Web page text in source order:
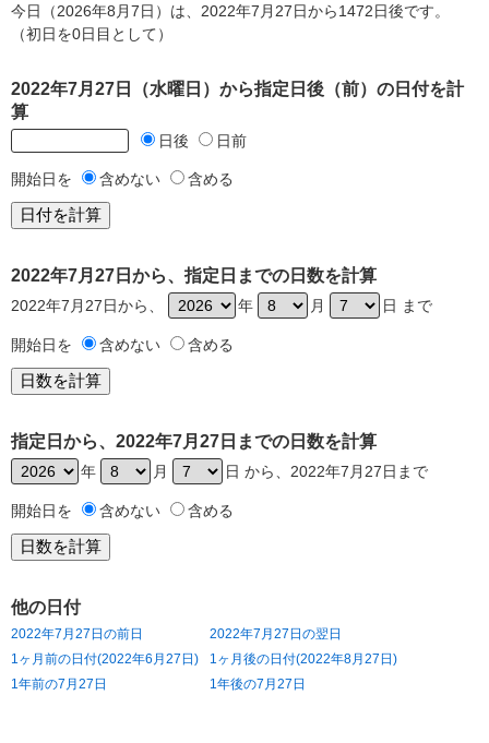
今日（2026年8月7日）は、2022年7月27日から1472日後です。
（初日を0日目として）
2022年7月27日（水曜日）から指定日後（前）の日付を計
算
日後 日前
開始日を 含めない 含める
2022年7月27日から、指定日までの日数を計算
2022年7月27日から、 年 月 日 まで
開始日を 含めない 含める
指定日から、2022年7月27日までの日数を計算
年 月 日 から、2022年7月27日まで
開始日を 含めない 含める
他の日付
2022年7月27日の前日
2022年7月27日の翌日
1ヶ月前の日付(2022年6月27日)
1ヶ月後の日付(2022年8月27日)
1年前の7月27日
1年後の7月27日